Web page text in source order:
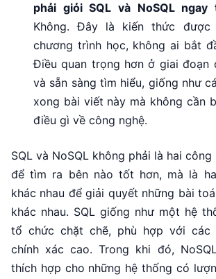
phải giỏi SQL và NoSQL
Không. Đây là kiến thức được
chương trình học, không ai bắt
Điều quan trọng hơn ở giai đoạn
và sẵn sàng tìm hiểu, giống như
xong bài viết này mà không cần
điều gì về công nghệ.
SQL và NoSQL không phải là hai
để tìm ra bên nào tốt hơn, mà là
khác nhau để giải quyết những bài
khác nhau. SQL giống như một hệ
tổ chức chặt chẽ, phù hợp với các
chính xác cao. Trong khi đó,
thích hợp cho những hệ thống có